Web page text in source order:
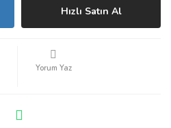
Hızlı Satın Al
Yorum Yaz